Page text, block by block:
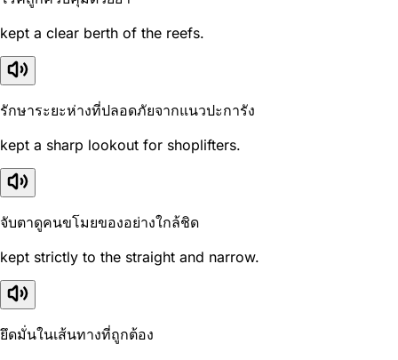
kept a clear berth of the reefs.
รักษาระยะห่างที่ปลอดภัยจากแนวปะการัง
kept a sharp lookout for shoplifters.
จับตาดูคนขโมยของอย่างใกล้ชิด
kept strictly to the straight and narrow.
ยึดมั่นในเส้นทางที่ถูกต้อง